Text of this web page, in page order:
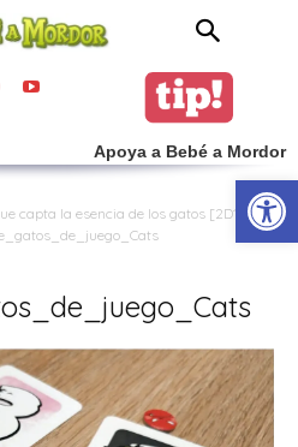
Apoya a Bebé a Mordor
capta la esencia de los gatos [2D10